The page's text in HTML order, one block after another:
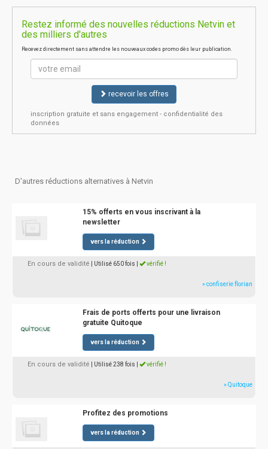
Restez informé des nouvelles réductions Netvin et
des milliers d'autres
Recevez directement sans attendre les nouveaux codes promo dès leur publication.
recevoir les offres
inscription gratuite et sans engagement - confidentialité des
données
D'autres réductions alternatives à Netvin
15% offerts en vous inscrivant à la
newsletter
vers la réduction
En cours de validité | Utilisé 650 fois vérifié !
» confiserie florian
Frais de ports offerts pour une livraison
gratuite Quitoque
vers la réduction
En cours de validité | Utilisé 238 fois vérifié !
» Quitoque
Profitez des promotions
vers la réduction